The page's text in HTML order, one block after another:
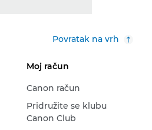
Povratak na vrh
Moj račun
Canon račun
Pridružite se klubu
Canon Club